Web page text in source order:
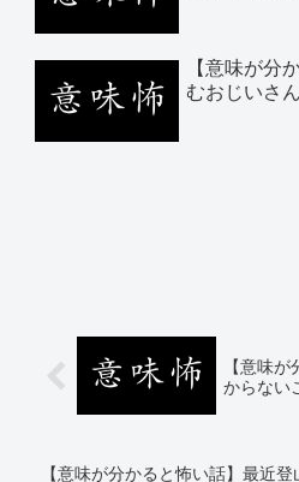
【意味が分
むおじいさ
【意味
からない
【意味が分かると怖い話】最近登